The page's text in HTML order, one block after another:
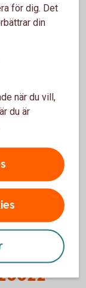
för dig. Det
din
när du vill,
du är